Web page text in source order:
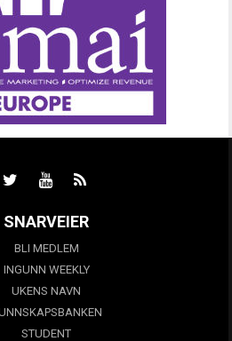
SNARVEIER
BLI MEDLEM
INGUNN WEEKLY
UKENS NAVN
STUDENT